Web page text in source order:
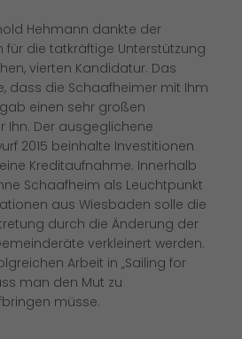
Hehmann dankte der
für die tatkräftige Unterstützung
vierten Kandidatur. Das
dass die Schaafheimer mit Ihm
einen sehr großen
Ihn. Der ausgeglichene
2015 beinhalte Investitionen
Kreditaufnahme. Innerhalb
Schaafheim als Leuchtpunkt
aus Wiesbaden solle die
durch die Änderung der
verkleinert werden.
Arbeit in „Sailing for
man den Mut zu
müsse.